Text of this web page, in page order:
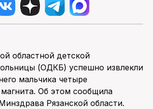
областной детской
(ОДКБ) успешно извлекли
мальчика четыре
Об этом сообщила
Рязанской области.